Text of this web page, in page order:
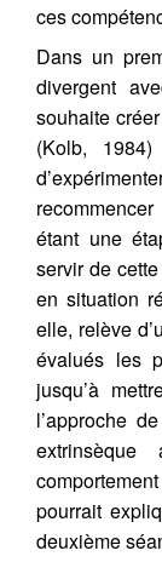
ces
Dans un
divergent
souhaite
(Kolb,
étant une
servir de
en situation
elle, relève
évalués les
jusqu’à
l’approche
pourrait
deuxième